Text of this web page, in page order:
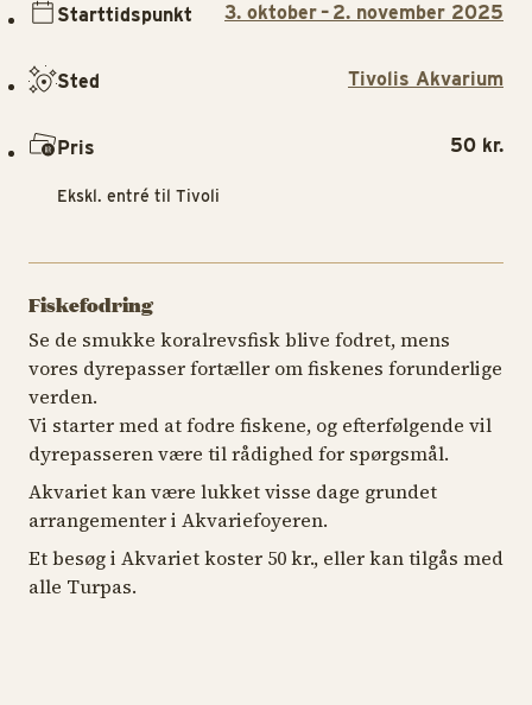
Fiskefodring
Se de smukke koralrevsfisk blive fodret, mens
vores dyrepasser fortæller om fiskenes forunderlige
verden.
Vi starter med at fodre fiskene, og efterfølgende vil
dyrepasseren være til rådighed for spørgsmål.
Akvariet kan være lukket visse dage grundet
arrangementer i Akvariefoyeren.
Et besøg i Akvariet koster 50 kr., eller kan tilgås med
alle Turpas.
Starttidspunkt 3. oktober – 2. november 2025
Sted Tivolis Akvarium
Pris 50 kr.
Ekskl. entré til Tivoli